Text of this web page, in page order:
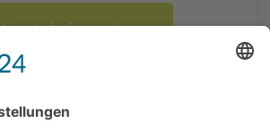
Kontaktformular